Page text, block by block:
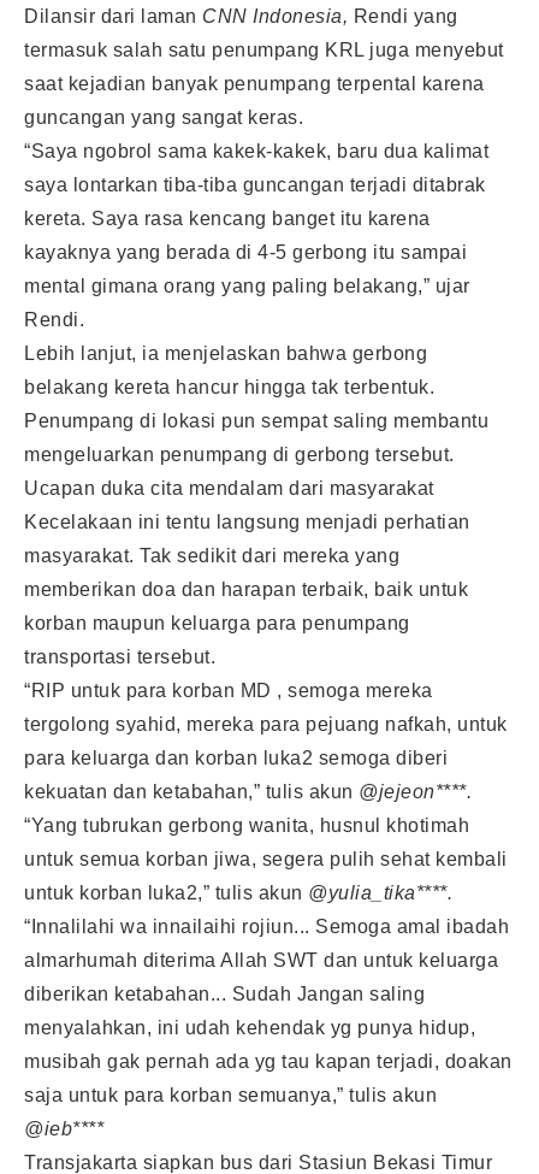
Dilansir dari laman CNN Indonesia, Rendi yang
termasuk salah satu penumpang KRL juga menyebut
saat kejadian banyak penumpang terpental karena
guncangan yang sangat keras.
“Saya ngobrol sama kakek-kakek, baru dua kalimat
saya lontarkan tiba-tiba guncangan terjadi ditabrak
kereta. Saya rasa kencang banget itu karena
kayaknya yang berada di 4-5 gerbong itu sampai
mental gimana orang yang paling belakang,” ujar
Rendi.
Lebih lanjut, ia menjelaskan bahwa gerbong
belakang kereta hancur hingga tak terbentuk.
Penumpang di lokasi pun sempat saling membantu
mengeluarkan penumpang di gerbong tersebut.
Ucapan duka cita mendalam dari masyarakat
Kecelakaan ini tentu langsung menjadi perhatian
masyarakat. Tak sedikit dari mereka yang
memberikan doa dan harapan terbaik, baik untuk
korban maupun keluarga para penumpang
transportasi tersebut.
“RIP untuk para korban MD , semoga mereka
tergolong syahid, mereka para pejuang nafkah, untuk
para keluarga dan korban luka2 semoga diberi
kekuatan dan ketabahan,” tulis akun @jejeon****.
“Yang tubrukan gerbong wanita, husnul khotimah
untuk semua korban jiwa, segera pulih sehat kembali
untuk korban luka2,” tulis akun @yulia_tika****.
“Innalilahi wa innailaihi rojiun... Semoga amal ibadah
almarhumah diterima Allah SWT dan untuk keluarga
diberikan ketabahan... Sudah Jangan saling
menyalahkan, ini udah kehendak yg punya hidup,
musibah gak pernah ada yg tau kapan terjadi, doakan
saja untuk para korban semuanya,” tulis akun
@ieb****
Transjakarta siapkan bus dari Stasiun Bekasi Timur